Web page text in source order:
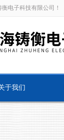
电子科技有限公司！
于我们